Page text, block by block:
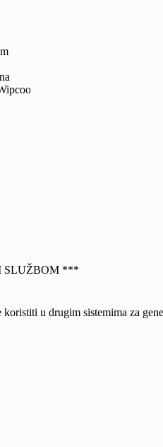
SLUŽBOM ***
u drugim sistemima za